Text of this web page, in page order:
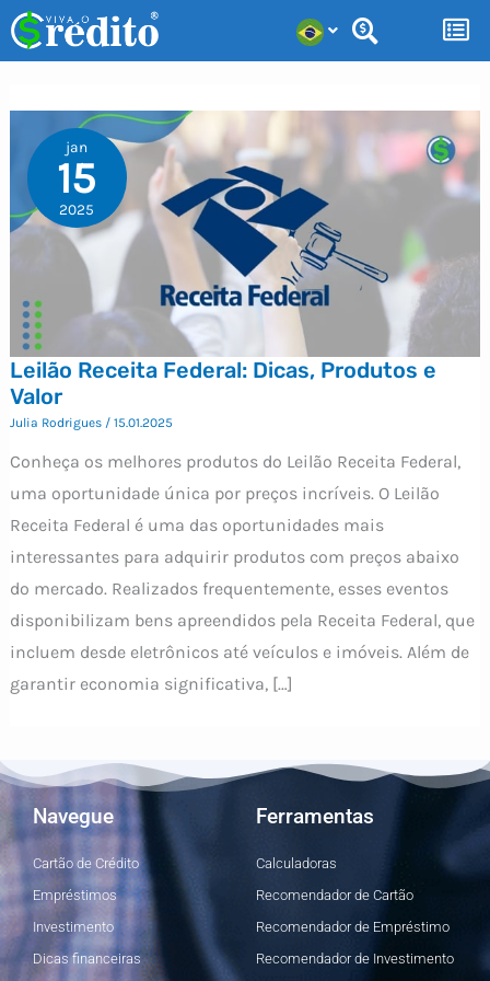
para
conteúdo
jan
15
2025
Leilão Receita Federal: Dicas, Produtos e
Valor
Julia Rodrigues / 15.01.2025
Conheça os melhores produtos do Leilão Receita Federal,
uma oportunidade única por preços incríveis. O Leilão
Receita Federal é uma das oportunidades mais
interessantes para adquirir produtos com preços abaixo
do mercado. Realizados frequentemente, esses eventos
disponibilizam bens apreendidos pela Receita Federal, que
incluem desde eletrônicos até veículos e imóveis. Além de
garantir economia significativa, […]
Navegue
Cartão de Crédito
Empréstimos
Investimento
Dicas financeiras
Ferramentas
Calculadoras
Recomendador de Cartão
Recomendador de Empréstimo
Recomendador de Investimento